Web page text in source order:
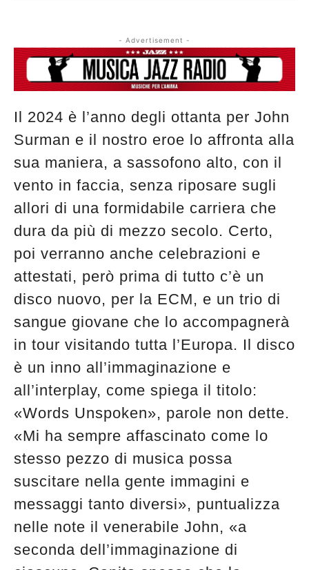
- Advertisement -
Il 2024 è l’anno degli ottanta per John
Surman e il nostro eroe lo affronta alla
sua maniera, a sassofono alto, con il
vento in faccia, senza riposare sugli
allori di una formidabile carriera che
dura da più di mezzo secolo. Certo,
poi verranno anche celebrazioni e
attestati, però prima di tutto c’è un
disco nuovo, per la ECM, e un trio di
sangue giovane che lo accompagnerà
in tour visitando tutta l’Europa. Il disco
è un inno all’immaginazione e
all’interplay, come spiega il titolo:
«Words Unspoken», parole non dette.
«Mi ha sempre affascinato come lo
stesso pezzo di musica possa
suscitare nella gente immagini e
messaggi tanto diversi», puntualizza
nelle note il venerabile John, «a
seconda dell’immaginazione di